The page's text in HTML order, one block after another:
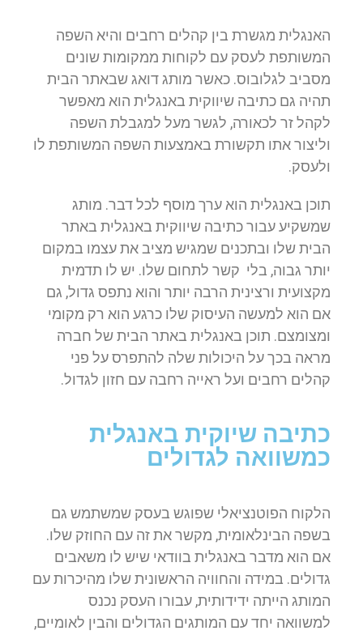
האנגלית מגשרת בין קהלים רחבים והיא השפה
המשותפת לעסק עם לקוחות ממקומות שונים
מסביב לגלובוס. כאשר מותג דואג שבאתר הבית
תהיה גם כתיבה שיווקית באנגלית הוא מאפשר
לקהל זר לכאורה, לגשר מעל למגבלת השפה
וליצור אתו תקשורת באמצעות השפה המשותפת לו
ולעסק.
תוכן באנגלית הוא ערך מוסף לכל דבר. מותג
שמשקיע עבור כתיבה שיווקית באנגלית באתר
הבית שלו ובתכנים שמגיש מציב את עצמו במקום
יותר גבוה, בלי קשר לתחום שלו. יש לו תדמית
מקצועית ורצינית הרבה יותר והוא נתפס גדול, גם
אם הוא למעשה העיסוק שלו כרגע הוא רק מקומי
ומצומצם. תוכן באנגלית באתר הבית של חברה
מראה בכך על היכולות שלה להתפרס על פני
קהלים רחבים ועל ראייה רחבה עם חזון לגדול.
כתיבה שיוקית באנגלית
כמשוואה לגדולים
הלקוח הפוטנציאלי שפוגש בעסק שמשתמש גם
בשפה הבינלאומית, מקשר את זה עם החוזק שלו.
אם הוא מדבר באנגלית בוודאי שיש לו משאבים
גדולים. במידה והחוויה הראשונית שלו מהיכרות עם
המותג הייתה ידידותית, עבורו העסק נכנס
למשוואה יחד עם המותגים הגדולים והבין לאומיים,